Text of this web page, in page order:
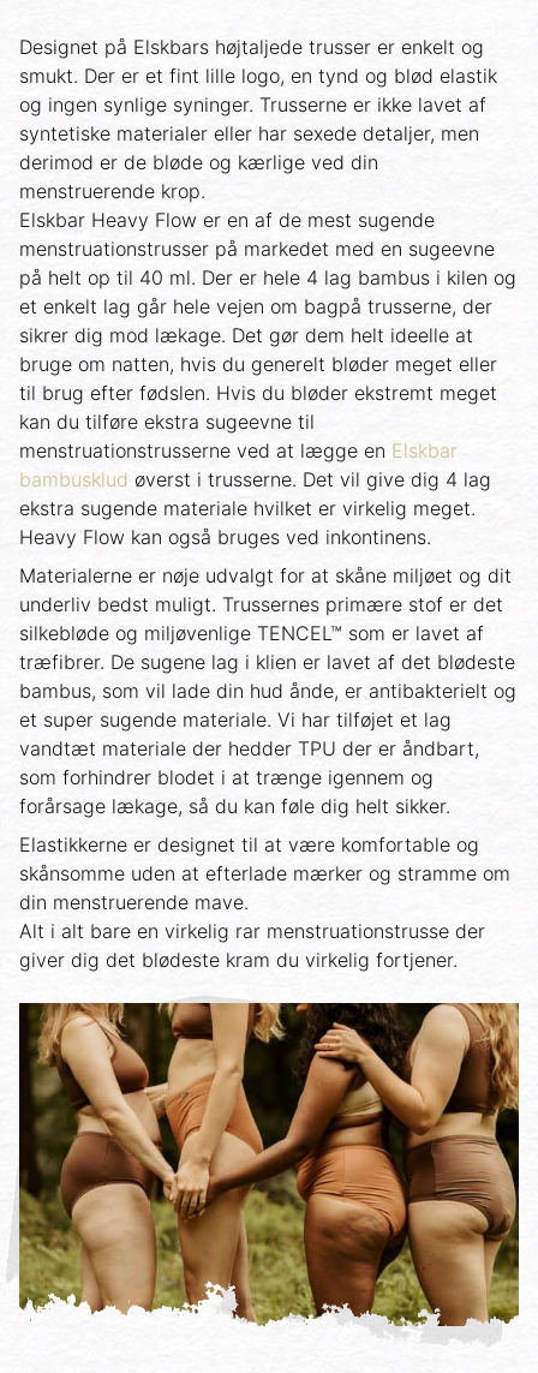
Designet på Elskbars højtaljede trusser er enkelt og
smukt. Der er et fint lille logo, en tynd og blød elastik
og ingen synlige syninger. Trusserne er ikke lavet af
syntetiske materialer eller har sexede detaljer, men
derimod er de bløde og kærlige ved din
menstruerende krop.
Elskbar Heavy Flow er en af de mest sugende
menstruationstrusser på markedet med en sugeevne
på helt op til 40 ml. Der er hele 4 lag bambus i kilen og
et enkelt lag går hele vejen om bagpå trusserne, der
sikrer dig mod lækage. Det gør dem helt ideelle at
bruge om natten, hvis du generelt bløder meget eller
til brug efter fødslen. Hvis du bløder ekstremt meget
kan du tilføre ekstra sugeevne til
menstruationstrusserne ved at lægge en Elskbar
bambusklud øverst i trusserne. Det vil give dig 4 lag
ekstra sugende materiale hvilket er virkelig meget.
Heavy Flow kan også bruges ved inkontinens.
Materialerne er nøje udvalgt for at skåne miljøet og dit
underliv bedst muligt. Trussernes primære stof er det
silkebløde og miljøvenlige TENCEL™ som er lavet af
træfibrer. De sugene lag i klien er lavet af det blødeste
bambus, som vil lade din hud ånde, er antibakterielt og
et super sugende materiale. Vi har tilføjet et lag
vandtæt materiale der hedder TPU der er åndbart,
som forhindrer blodet i at trænge igennem og
forårsage lækage, så du kan føle dig helt sikker.
Elastikkerne er designet til at være komfortable og
skånsomme uden at efterlade mærker og stramme om
din menstruerende mave.
Alt i alt bare en virkelig rar menstruationstrusse der
giver dig det blødeste kram du virkelig fortjener.